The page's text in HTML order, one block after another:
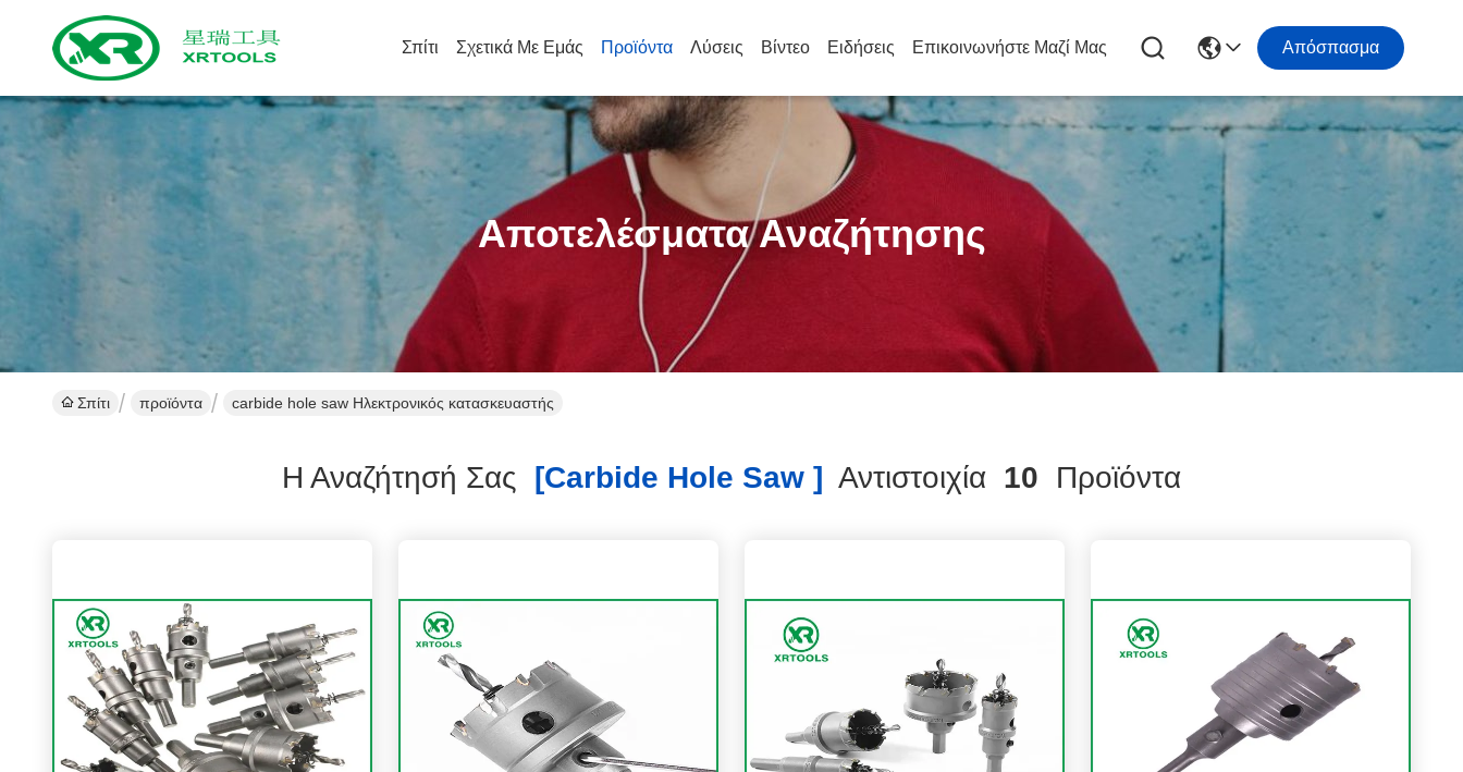
Σπίτι Σχετικά Με Εμάς Προϊόντα Λύσεις Βίντεο Ειδήσεις Επικοινωνήστε Μαζί Μας Απόσπασμα
Αποτελέσματα Αναζήτησης
Σπίτι προϊόντα carbide hole saw Ηλεκτρονικός κατασκευαστής
Η Αναζήτησή Σας [carbide Hole Saw ] Αντιστοιχία 10 Προϊόντα